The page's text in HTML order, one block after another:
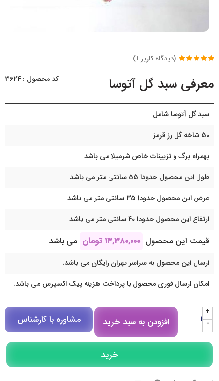
مشتری
(دیدگاه کاربر 1
)
معرفی سبد گل آتوسا کد محصول : 3624
سبد گل آتوسا شامل
50 شاخه گل رز قرمز
بهمراه برگ و تزیینات خاص شرمیلا می باشد
طول این محصول حدودا 55 سانتی متر می باشد
عرض این محصول حدودا 35 سانتی متر می باشد
ارتفاع این محصول حدودا 40 سانتی متر می باشد
قیمت این محصول ۱۳,۳۸۰,۰۰۰ تومان می باشد
ارسال این محصول به سراسر تهران رایگان می باشد.
امکان ارسال فوری محصول با پرداخت هزینه پیک اکسپرس می باشد.
+
-
افزودن به سبد خرید مشاوره با کارشناس
مشاوره در روبیکا
تلگرام
خرید